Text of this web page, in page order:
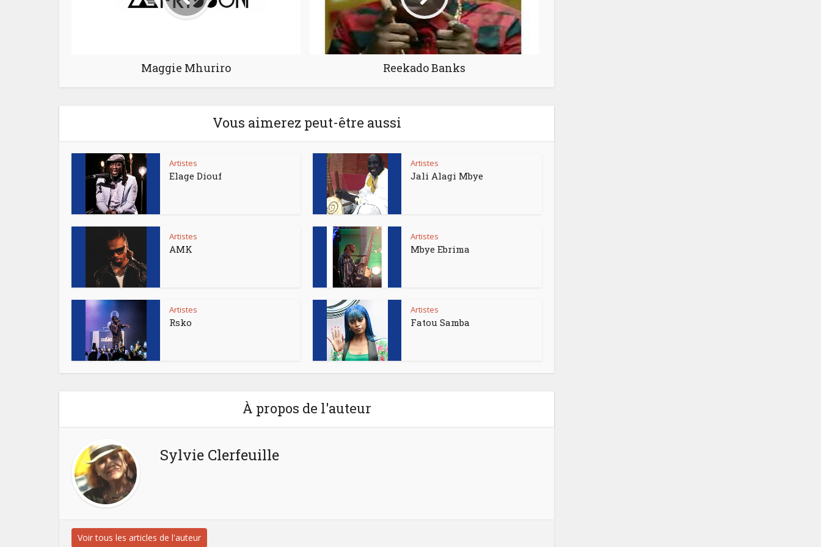
Maggie Mhuriro Reekado Banks
Vous aimerez peut-être aussi
Artistes
Elage Diouf
Artistes
Jali Alagi Mbye
Artistes
AMK
Artistes
Mbye Ebrima
Artistes
Rsko
Artistes
Fatou Samba
À propos de l'auteur
Sylvie Clerfeuille
Voir tous les articles de l'auteur